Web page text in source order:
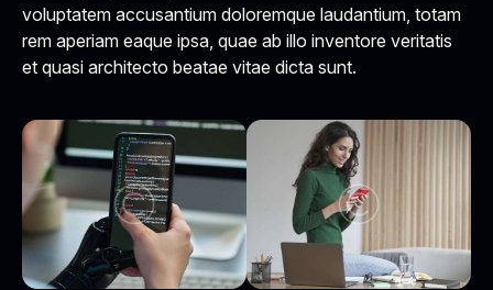
voluptatem accusantium doloremque laudantium, totam
rem aperiam eaque ipsa, quae ab illo inventore veritatis
et quasi architecto beatae vitae dicta sunt.